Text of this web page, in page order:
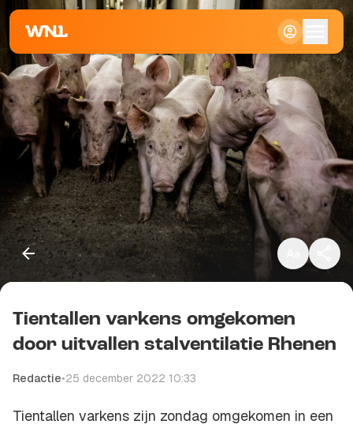
Klein
Standaard
Groot
Kopieer link
Tientallen varkens omgekomen
door uitvallen stalventilatie Rhenen
Redactie•25 december 2022 10:33
Tientallen varkens zijn zondag omgekomen in een